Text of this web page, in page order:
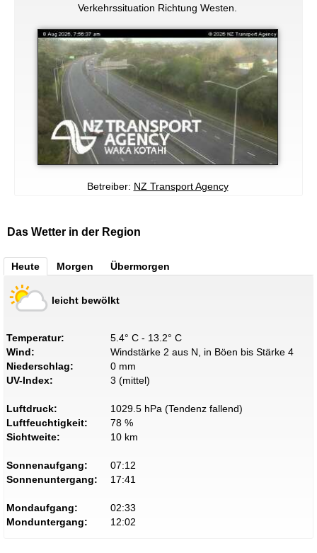
Verkehrssituation Richtung Westen.
Betreiber: NZ Transport Agency
Das Wetter in der Region
Heute Morgen Übermorgen
leicht bewölkt
Temperatur:
5.4° C - 13.2° C
Wind:
Windstärke 2 aus N, in Böen bis Stärke 4
Niederschlag:
0 mm
UV-Index:
3 (mittel)
Luftdruck:
1029.5 hPa (Tendenz fallend)
Luftfeuchtigkeit:
78 %
Sichtweite:
10 km
Sonnenaufgang:
07:12
Sonnenuntergang:
17:41
Mondaufgang:
02:33
Monduntergang:
12:02